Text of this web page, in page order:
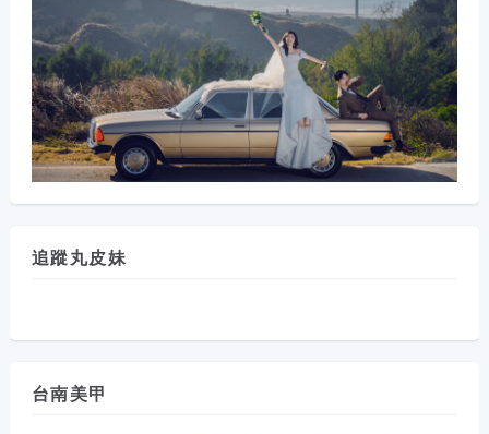
追蹤丸皮妹
台南美甲